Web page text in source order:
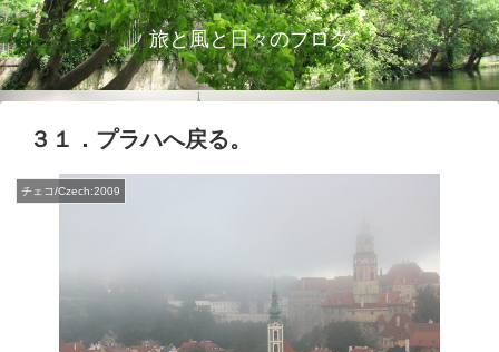
旅と風と日々のブログ
３１．プラハへ戻る。
チェコ/Czech:2009